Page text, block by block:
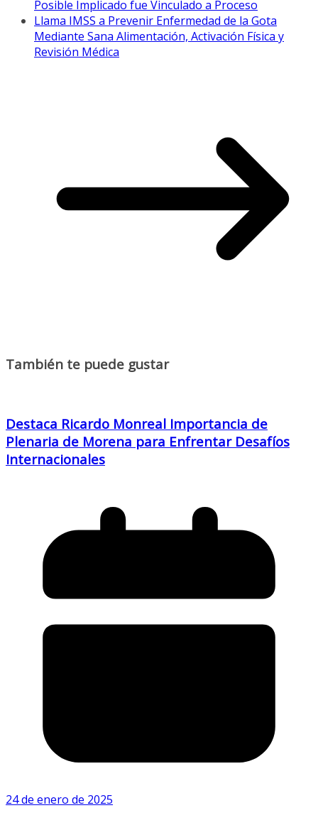
Posible Implicado fue Vinculado a Proceso
Llama IMSS a Prevenir Enfermedad de la Gota
Mediante Sana Alimentación, Activación Física y
Revisión Médica
También te puede gustar
Destaca Ricardo Monreal Importancia de
Plenaria de Morena para Enfrentar Desafíos
Internacionales
24 de enero de 2025